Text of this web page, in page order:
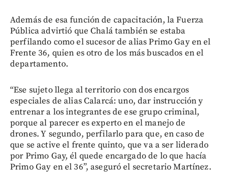
Además de esa función de capacitación, la Fuerza
Pública advirtió que Chalá también se estaba
perfilando como el sucesor de alias Primo Gay en el
Frente 36, quien es otro de los más buscados en el
departamento.
“Ese sujeto llega al territorio con dos encargos
especiales de alias Calarcá: uno, dar instrucción y
entrenar a los integrantes de ese grupo criminal,
porque al parecer es experto en el manejo de
drones. Y segundo, perfilarlo para que, en caso de
que se active el frente quinto, que va a ser liderado
por Primo Gay, él quede encargado de lo que hacía
Primo Gay en el 36”, aseguró el secretario Martínez.